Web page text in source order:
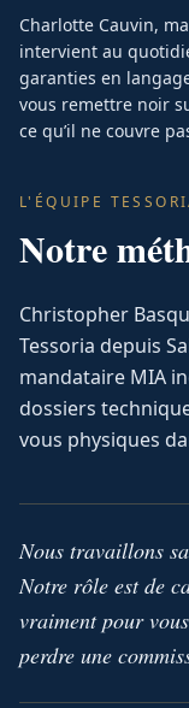
Charlotte Cauvin,
intervient au
garanties en
vous remettre noir
ce qu’il ne couvre
L'ÉQUIPE
Notre
Christopher
Tessoria depuis
mandataire MIA
dossiers
vous physiques
Nous travaillons
Notre rôle est de
vraiment pour
perdre une